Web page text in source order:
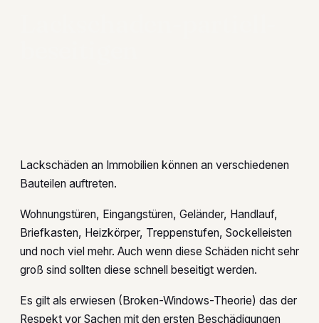
Lackschäden an Immobilien können an verschiedenen
Bauteilen auftreten.
Wohnungstüren, Eingangstüren, Geländer, Handlauf,
Briefkasten, Heizkörper, Treppenstufen, Sockelleisten
und noch viel mehr. Auch wenn diese Schäden nicht sehr
groß sind sollten diese schnell beseitigt werden.
Es gilt als erwiesen (Broken-Windows-Theorie) das der
Respekt vor Sachen mit den ersten Beschädigungen